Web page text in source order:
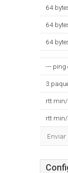
64
64
64
--- ping
3
rtt
rtt
Enviar